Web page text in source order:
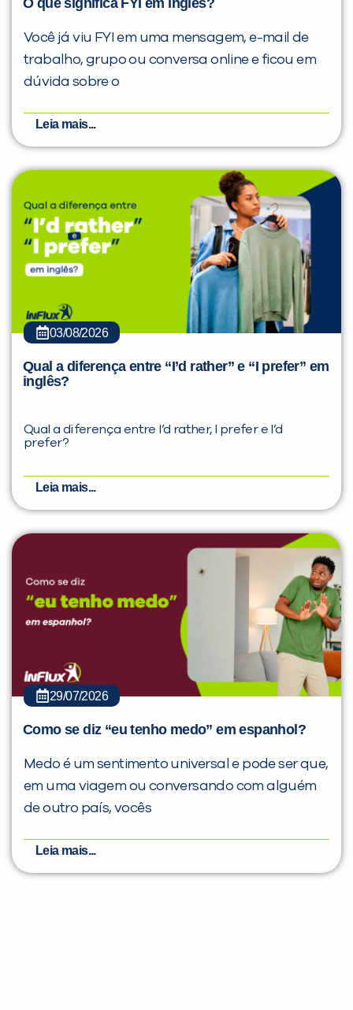
O que significa FYI em inglês?
Você já viu FYI em uma mensagem, e-mail de
trabalho, grupo ou conversa online e ficou em
dúvida sobre o
Leia mais...
03/08/2026
Qual a diferença entre “I’d rather” e “I prefer” em
inglês?
Qual a diferença entre I’d rather, I prefer e I’d
prefer?
Leia mais...
29/07/2026
Como se diz “eu tenho medo” em espanhol?
Medo é um sentimento universal e pode ser que,
em uma viagem ou conversando com alguém
de outro país, vocês
Leia mais...